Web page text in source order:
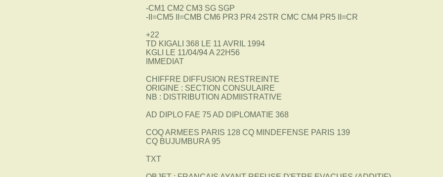
-CM1 CM2 CM3 SG SGP
-II=CM5 II=CMB CM6 PR3 PR4 2STR CMC CM4 PR5 II=CR
+22
TD KIGALI 368 LE 11 AVRIL 1994
KGLI LE 11/04/94 A 22H56
IMMEDIAT
CHIFFRE DIFFUSION RESTREINTE
ORIGINE : SECTION CONSULAIRE
NB : DISTRIBUTION ADMIISTRATIVE
AD DIPLO FAE 75 AD DIPLOMATIE 368
COQ ARMEES PARIS 128 CQ MINDEFENSE PARIS 139
CQ BUJUMBURA 95
TXT